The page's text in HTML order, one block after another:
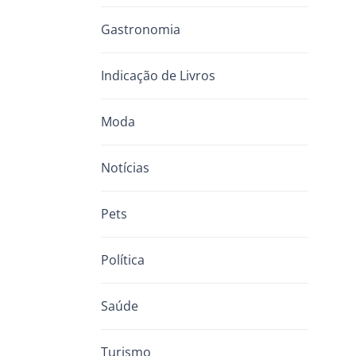
Gastronomia
Indicação de Livros
Moda
Notícias
Pets
Política
Saúde
Turismo